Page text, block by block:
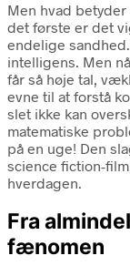
Men hvad betyder
det første er det
endelige
intelligens. Men
får så høje tal,
evne til at forstå
slet ikke kan
matematiske
på en uge! Den
science fiction-
hverdagen.
Fra
fænomen